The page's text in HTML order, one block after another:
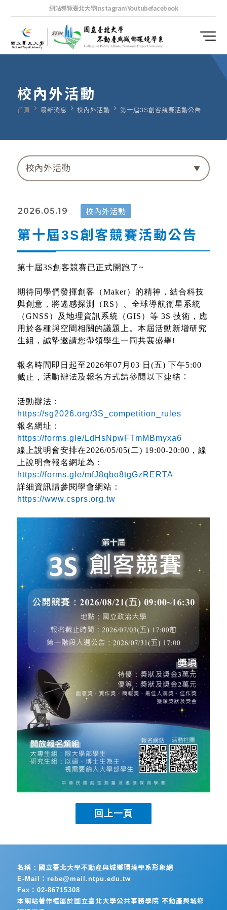
網站導覽臺北大學InstagramYoutubefacebook
校內外活動
首頁 navigate_next 最新消息 navigate_next 校內外活動 navigate_next 第十屆3S創客競賽活動公告
校內外活動
2026.05.19 校內外活動
第十屆3S創客競賽活動公告
第十屆3S創客競賽已正式開跑了~
期待同學們發揮創客（Maker）的精神，結合科技
與創意，將遙感探測（RS ）、全球導航衛星系統
（GNSS ）及地理資訊系統（GIS ）等 3S 技術，應
用於各種與空間相關的議題上。本屆活動新增研究
生組，誠摯邀請您帶領學生一同共襄盛舉!
報名時間即日起至2026年07 月 03 日 (五) 下午5:00
截止， 活動辦法及報名方式請參閱以下連結：
活動辦法：
https://sg2026.org/3S_competition_rules
報名網址：
https://forms.gle/LdHsNpwFTmMBmyxa6
線上說明會安排在2026/05/05(二) 19:00-20:00 ，線
上說明會報名網址為：
https://forms.gle/mfJ8qbo8tgGzRERTA
詳細資訊請參閱學會網站：
https://www.csprs.org.tw
名稱：國立臺北大學不動產與城鄉環境學系形象網
E-Mail：rebe@mail.ntpu.edu.tw
Fax：02-86715308
本網站著作權屬於國立臺北大學公共事務學院 不動產與城鄉